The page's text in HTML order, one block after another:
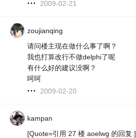
2009-02-21
zoujianqing
请问楼主现在做什么事了啊？
我也打算改行不做delphi了呢
有什么好的建议没啊？
呵呵
2009-02-20
kampan
[Quote=引用 27 楼 aoelwg 的回复:]